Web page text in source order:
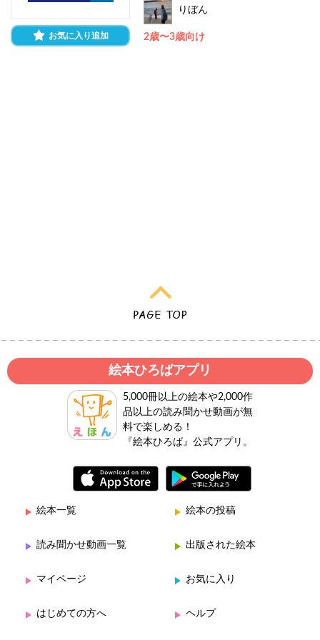
お気に入り追加
りぼん
2歳〜3歳向け
絵本ひろばアプリ
5,000冊以上の絵本や2,000作
品以上の読み聞かせ動画が無
料で楽しめる！
『絵本ひろば』公式アプリ。
絵本一覧 絵本の投稿
読み聞かせ動画一覧 出版された絵本
マイページ お気に入り
はじめての方へ ヘルプ